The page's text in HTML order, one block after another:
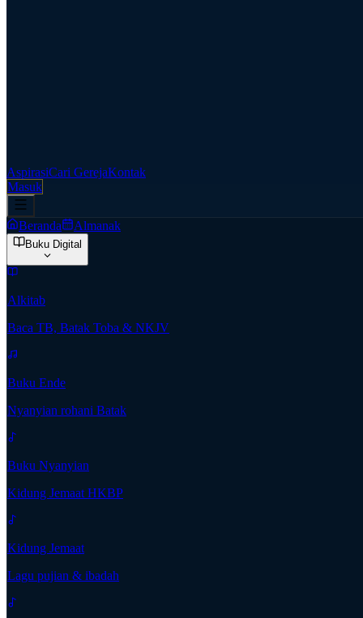
AspirasiCari GerejaKontak
Masuk
Beranda Almanak
Buku Digital
Alkitab
Baca TB, Batak Toba & NKJV
Buku Ende
Nyanyian rohani Batak
Buku Nyanyian
Kidung Jemaat HKBP
Kidung Jemaat
Lagu pujian & ibadah